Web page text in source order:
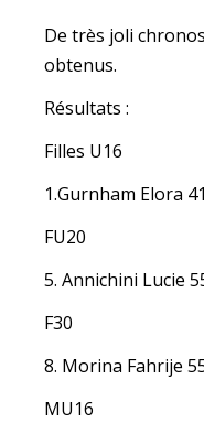
De très joli
obtenus.
Résultats :
Filles U16
1.Gurnham Elora
FU20
5. Annichini Lucie
F30
8. Morina Fahrije
MU16